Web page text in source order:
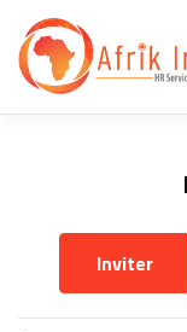
Inviter